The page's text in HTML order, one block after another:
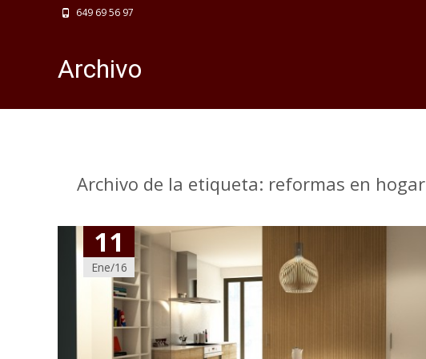
649 69 56 97
Archivo
Archivo de la etiqueta: reformas en hogar
11
Ene/16